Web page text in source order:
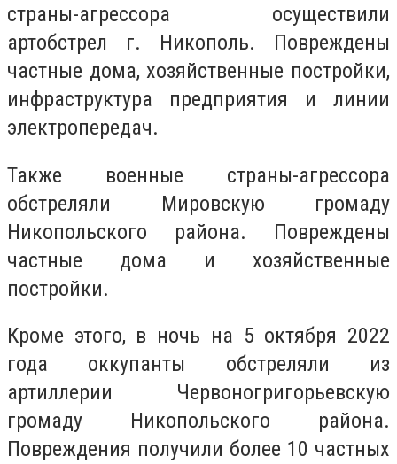
страны-агрессора осуществили
артобстрел г. Никополь. Повреждены
частные дома, хозяйственные постройки,
инфраструктура предприятия и линии
электропередач.
Также военные страны-агрессора
обстреляли Мировскую громаду
Никопольского района. Повреждены
частные дома и хозяйственные
постройки.
Кроме этого, в ночь на 5 октября 2022
года оккупанты обстреляли из
артиллерии Червоногригорьевскую
громаду Никопольского района.
Повреждения получили более 10 частных